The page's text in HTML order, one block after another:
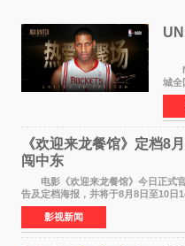
城全
爱
州正
《欢迎来龙餐馆》定档8
闯中东
电影《欢迎来龙餐馆》今日正式官
告及定档海报，并将于8月8日至10日
食大片，影片讲述的是中国厨师徐福（
影视新闻